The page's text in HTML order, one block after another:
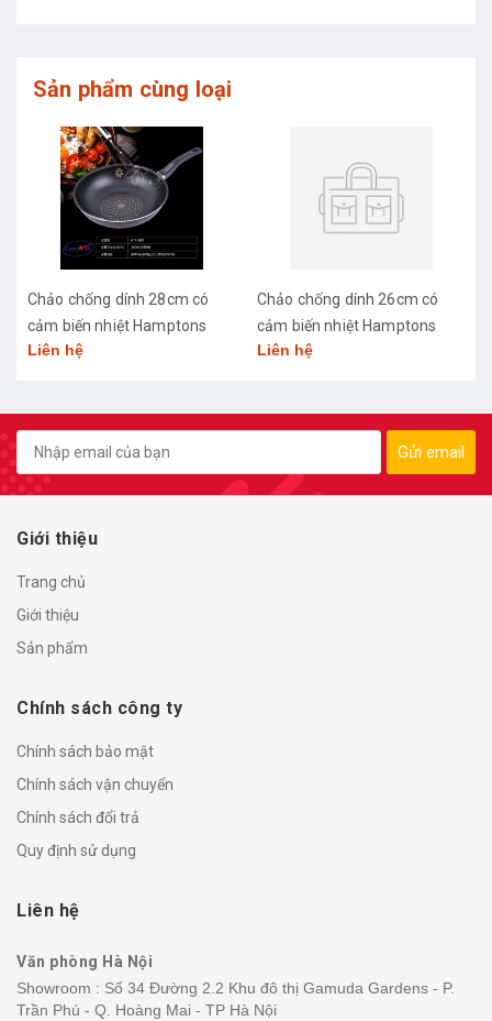
Sản phẩm cùng loại
Chảo chống dính 28cm có
cảm biến nhiệt Hamptons
Flower Diamond HTF-28W
Liên hệ
Chảo chống dính 26cm có
cảm biến nhiệt Hamptons
Flower Diamond HTF-26W
Liên hệ
Gửi email
Giới thiệu
Trang chủ
Giới thiệu
Sản phẩm
Chính sách công ty
Chính sách bảo mật
Chính sách vận chuyển
Chính sách đổi trả
Quy định sử dụng
Liên hệ
Văn phòng Hà Nội
Showroom : Số 34 Đường 2.2 Khu đô thị Gamuda Gardens - P.
Trần Phú - Q. Hoàng Mai - TP Hà Nội